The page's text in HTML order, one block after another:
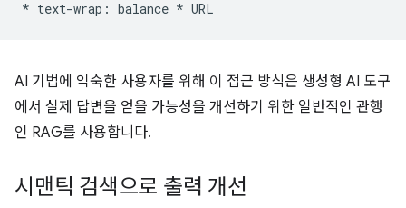
AI 기법에 익숙한 사용자를 위해 이 접근 방식은 생성형 AI 도구
에서 실제 답변을 얻을 가능성을 개선하기 위한 일반적인 관행
인 RAG를 사용합니다.
시맨틱 검색으로 출력 개선